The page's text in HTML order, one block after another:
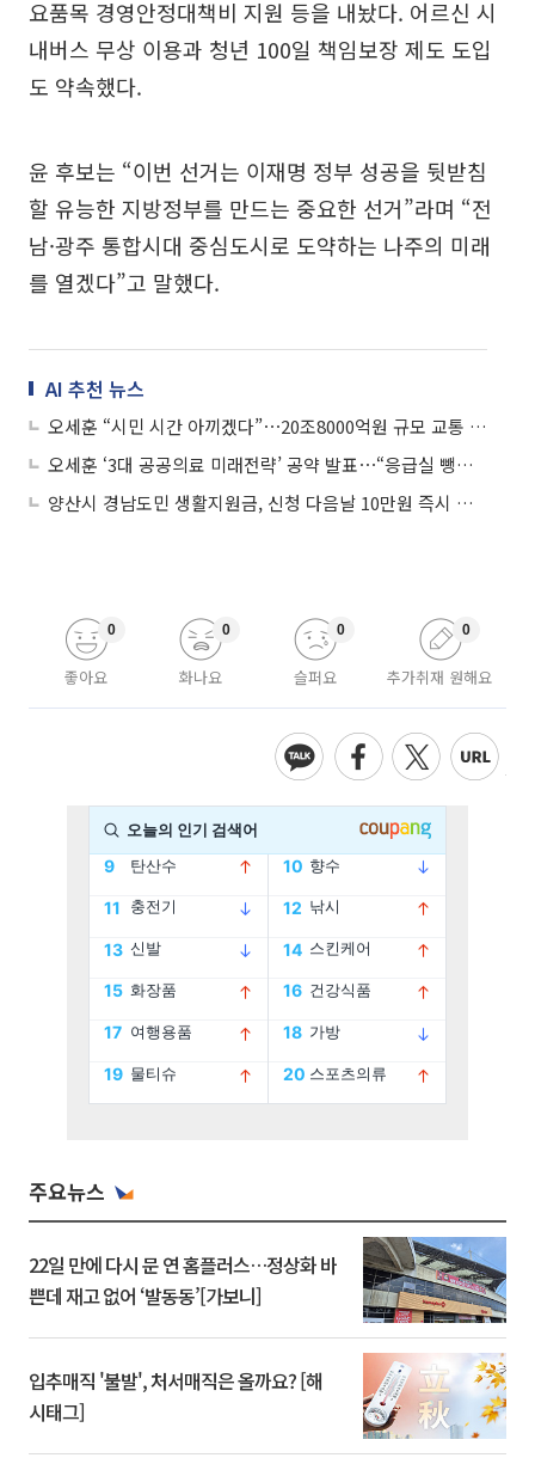
요품목 경영안정대책비 지원 등을 내놨다. 어르신 시
내버스 무상 이용과 청년 100일 책임보장 제도 도입
도 약속했다.
윤 후보는 “이번 선거는 이재명 정부 성공을 뒷받침
할 유능한 지방정부를 만드는 중요한 선거”라며 “전
남·광주 통합시대 중심도시로 도약하는 나주의 미래
를 열겠다”고 말했다.
AI 추천 뉴스
오세훈 “시민 시간 아끼겠다”⋯20조8000억원 규모 교통 대전환 공약 발표
오세훈 ‘3대 공공의료 미래전략’ 공약 발표⋯“응급실 뺑뺑이 막는다”
양산시 경남도민 생활지원금, 신청 다음날 10만원 즉시 지급 혁신
좋아요
0
화나요
0
슬퍼요
0
추가취재 원해요
0
주요뉴스
22일 만에 다시 문 연 홈플러스…정상화 바
쁜데 재고 없어 ‘발동동’[가보니]
입추매직 '불발', 처서매직은 올까요? [해
시태그]